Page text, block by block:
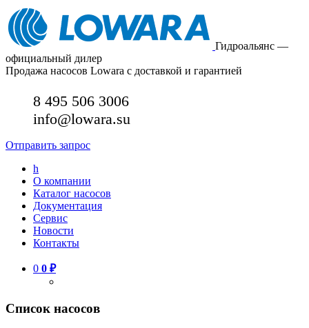
Гидроальянс —
официальный дилер
Продажа насосов Lowara с доставкой и гарантией
8 495 506 3006
info@lowara.su
Отправить запрос
h
О компании
Каталог насосов
Документация
Сервис
Новости
Контакты
0 0 ₽
Список насосов